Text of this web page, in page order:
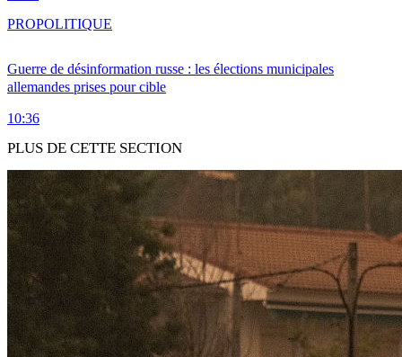
Guerre de désinformation russe : les élections municipales
allemandes prises pour cible
10:36
PROPOLITIQUE
PLUS DE CETTE SECTION